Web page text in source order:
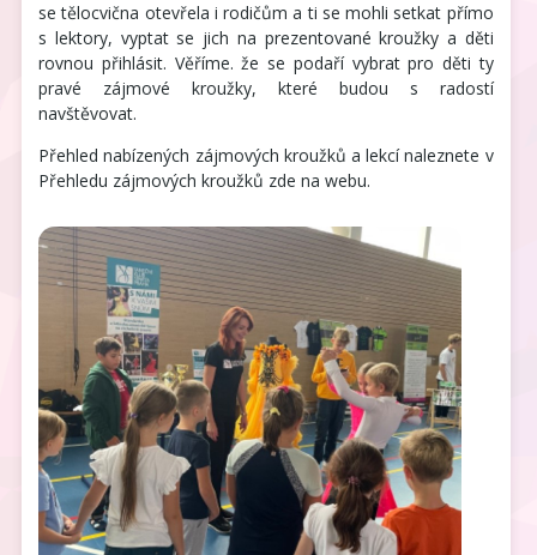
se tělocvična otevřela i rodičům a ti se mohli setkat přímo
s lektory, vyptat se jich na prezentované kroužky a děti
rovnou přihlásit. Věříme. že se podaří vybrat pro děti ty
pravé zájmové kroužky, které budou s radostí
navštěvovat.
Přehled nabízených zájmových kroužků a lekcí naleznete v
Přehledu zájmových kroužků zde na webu.